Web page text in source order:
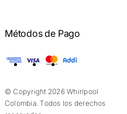
Métodos de Pago
American Express
Visa Mastercard
© Copyright 2026 Whirlpool
Colombia. Todos los derechos